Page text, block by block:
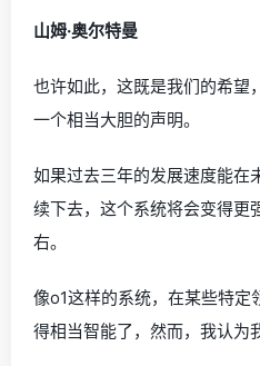
山姆·奥尔特曼
也许如此，这既是我们的希望
一个相当大胆的声明。
如果过去三年的发展速度能在
续下去，这个系统将会变得
右。
像o1这样的系统，在某些特定
得相当智能了，然而，我认为